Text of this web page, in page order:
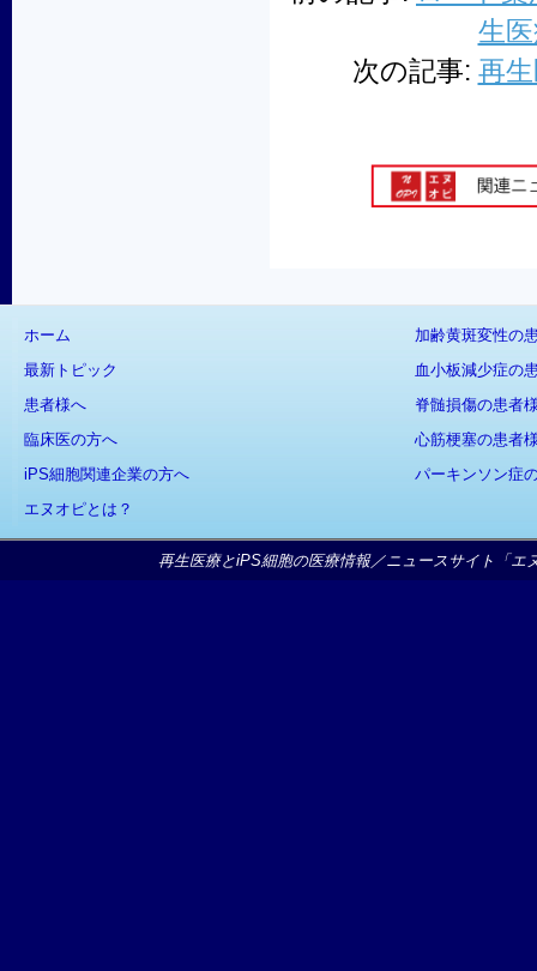
生
次の記事: 再
ホーム
最新トピック
患者様へ
臨床医の方へ
iPS細胞関連企業の方へ
エヌオピとは？
加齢黄斑変性の
血小板減少症の
脊髄損傷の患者
心筋梗塞の患者
パーキンソン症
再生医療とiPS細胞の医療情報／ニュースサイト「